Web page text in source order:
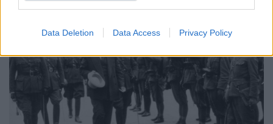
Data Deletion Data Access Privacy Policy